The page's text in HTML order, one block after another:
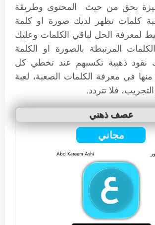
بحق من حيث المحتوى وطريقة
كلمات تظهر لديك صورة او كلمة
لمعرفة الحل لباقي الكلمات وعليك
المرتبطة بالصورة او الكلمة
نقود ذهبية تكسبهم عند تخطي كل
في معرفة الكلمات الصعبة، لعبة
فلا تتردد.
عصف ذهني
مجاني
Abd Kareem Ashi